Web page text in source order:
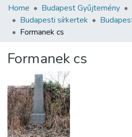
Communities & Collections
All of DSpace
Home Budapest Gyűjtemény
Budapesti sírkertek
Formanek cs
Formanek cs